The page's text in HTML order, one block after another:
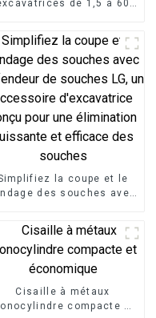
de 1,5 à 60
la coupe et le
des souches avec
conçu pour
élimination puissante
et efficace des souches
Cisaille à métaux
compacte et